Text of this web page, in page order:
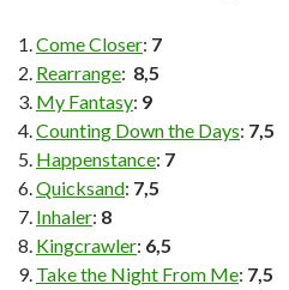
Come Closer: 7
Rearrange: 8,5
My Fantasy: 9
Counting Down the Days: 7,5
Happenstance: 7
Quicksand: 7,5
Inhaler: 8
Kingcrawler: 6,5
Take the Night From Me: 7,5